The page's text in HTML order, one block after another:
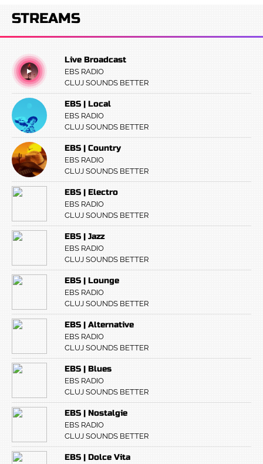
STREAMS
Live Broadcast
EBS RADIO
CLUJ SOUNDS BETTER
EBS | Local
EBS RADIO
CLUJ SOUNDS BETTER
EBS | Country
EBS RADIO
CLUJ SOUNDS BETTER
EBS | Electro
EBS RADIO
CLUJ SOUNDS BETTER
EBS | Jazz
EBS RADIO
CLUJ SOUNDS BETTER
EBS | Lounge
EBS RADIO
CLUJ SOUNDS BETTER
EBS | Alternative
EBS RADIO
CLUJ SOUNDS BETTER
EBS | Blues
EBS RADIO
CLUJ SOUNDS BETTER
EBS | Nostalgie
EBS RADIO
CLUJ SOUNDS BETTER
EBS | Dolce Vita